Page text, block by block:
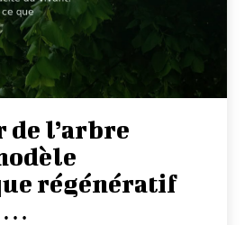
de l’arbre
régénératif
…